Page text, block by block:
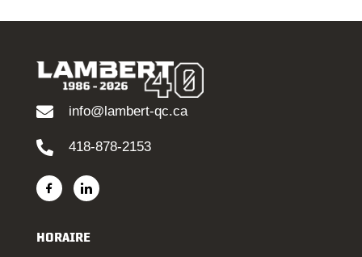
info@lambert-qc.ca
418-878-2153
HORAIRE